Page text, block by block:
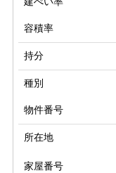
容積率
持分
種別
物件番号
所在地
家屋番号